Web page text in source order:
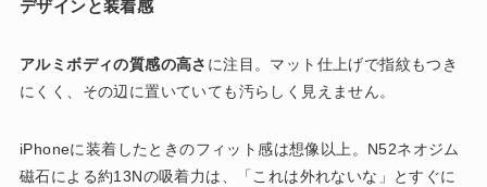
デザインと装着感
アルミボディの質感の高さ に注目。マット仕上げで指紋もつき
にくく、その辺に置いていても汚らしく見えません。
iPhoneに装着したときのフィット感は想像以上。N52ネオジム
磁石による約13Nの吸着力は、「これは外れないな」とすぐに